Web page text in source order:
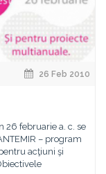
26 Feb 2010
26 februarie a. c. se
– program
acţiuni şi